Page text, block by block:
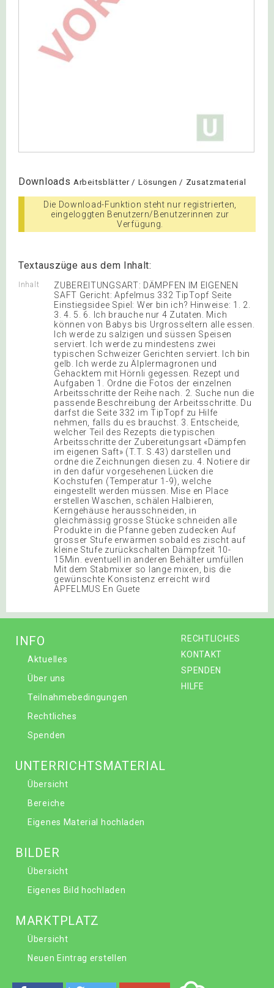
Downloads Arbeitsblätter / Lösungen / Zusatzmaterial
Die Download-Funktion steht nur registrierten,
eingeloggten Benutzern/Benutzerinnen zur
Verfügung.
Textauszüge aus dem Inhalt:
Inhalt
ZUBEREITUNGSART: DÄMPFEN IM EIGENEN
SAFT Gericht: Apfelmus 332 TipTopf Seite
Einstiegsidee Spiel: Wer bin ich? Hinweise: 1. 2.
3. 4. 5. 6. Ich brauche nur 4 Zutaten. Mich
können von Babys bis Urgrosseltern alle essen.
Ich werde zu salzigen und süssen Speisen
serviert. Ich werde zu mindestens zwei
typischen Schweizer Gerichten serviert. Ich bin
gelb. Ich werde zu Älplermagronen und
Gehacktem mit Hörnli gegessen. Rezept und
Aufgaben 1. Ordne die Fotos der einzelnen
Arbeitsschritte der Reihe nach. 2. Suche nun die
passende Beschreibung der Arbeitsschritte. Du
darfst die Seite 332 im TipTopf zu Hilfe
nehmen, falls du es brauchst. 3. Entscheide,
welcher Teil des Rezepts die typischen
Arbeitsschritte der Zubereitungsart «Dämpfen
im eigenen Saft» (T.T. S.43) darstellen und
ordne die Zeichnungen diesen zu. 4. Notiere dir
in den dafür vorgesehenen Lücken die
Kochstufen (Temperatur 1-9), welche
eingestellt werden müssen. Mise en Place
erstellen Waschen, schälen Halbieren,
Kerngehäuse herausschneiden, in
gleichmässig grosse Stücke schneiden alle
Produkte in die Pfanne geben zudecken Auf
grosser Stufe erwärmen sobald es zischt auf
kleine Stufe zurückschalten Dämpfzeit 10-
15Min. eventuell in anderen Behälter umfüllen
Mit dem Stabmixer so lange mixen, bis die
gewünschte Konsistenz erreicht wird
APFELMUS En Guete
RECHTLICHES
KONTAKT
SPENDEN
HILFE
INFO
Aktuelles
Über uns
Teilnahmebedingungen
Rechtliches
Spenden
UNTERRICHTSMATERIAL
Übersicht
Bereiche
Eigenes Material hochladen
BILDER
Übersicht
Eigenes Bild hochladen
MARKTPLATZ
Übersicht
Neuen Eintrag erstellen